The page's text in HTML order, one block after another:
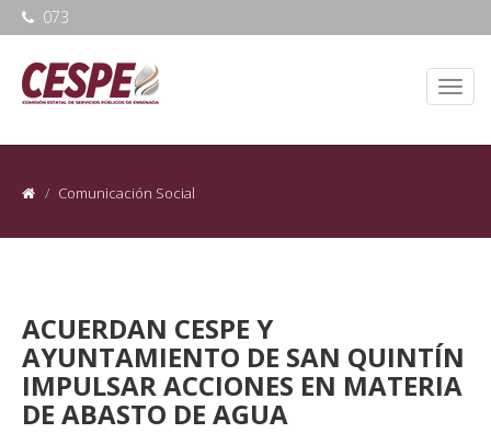
073
Comunicación Social
ACUERDAN CESPE Y
AYUNTAMIENTO DE SAN QUINTÍN
IMPULSAR ACCIONES EN MATERIA
DE ABASTO DE AGUA